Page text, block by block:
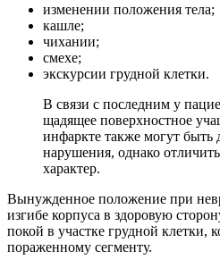
изменении положения тела;
кашле;
чихании;
смехе;
экскурсии грудной клетки.
В связи с последним у
щадящее поверхностное
инфаркте также могут быть
нарушения, однако
характер.
Вынужденное положение при
изгибе корпуса в здоровую
покой в участке грудной клетки,
пораженному сегменту.